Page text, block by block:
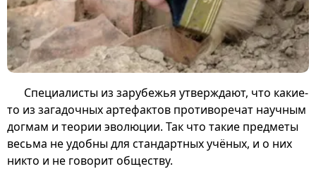
Специалисты из зарубежья утверждают, что какие-
то из загадочных артефактов противоречат научным
догмам и теории эволюции. Так что такие предметы
весьма не удобны для стандартных учёных, и о них
никто и не говорит обществу.